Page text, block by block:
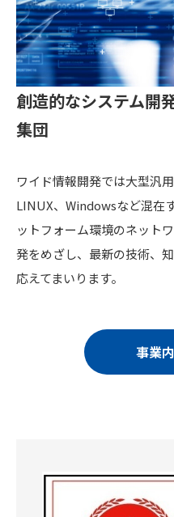
創造的なシステム開
集団
ワイド情報開発では大型汎
LINUX、Windowsなど混在
ットフォーム環境のネット
発をめざし、最新の技術、
応えてまいります。
事業